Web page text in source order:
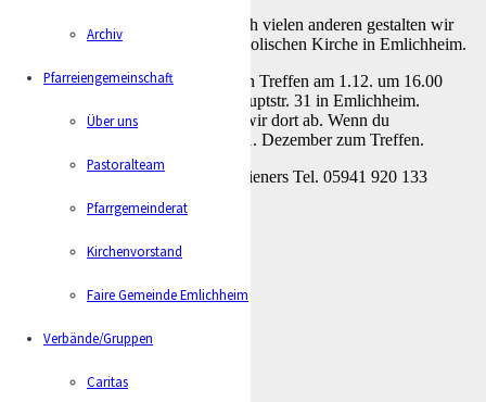
Archiv
Pfarreiengemeinschaft
Über uns
Pastoralteam
Pfarrgemeinderat
Kirchenvorstand
Faire Gemeinde Emlichheim
Verbände/Gruppen
Caritas
Gemeinsam mit dir und hoffentlich vielen anderen gestalten wir
damit die Krippenfeier in der katholischen Kirche in Emlichheim.
Wir laden dich ein zu einem ersten Treffen am 1.12. um 16.00
Uhr ins kath. Gemeindehaus , Hauptstr. 31 in Emlichheim.
Weitere Übungstreffen sprechen wir dort ab. Wenn du
mitmachen möchtest komme am 1. Dezember zum Treffen.
Für das Vorbereitungsteam: G. Wieners Tel. 05941 920 133